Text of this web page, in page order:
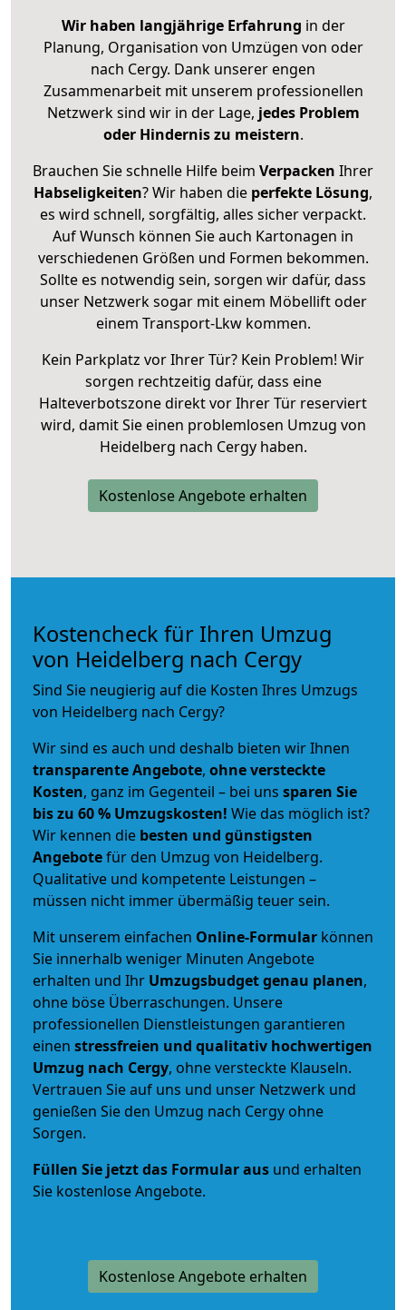
Wir haben langjährige Erfahrung in der
Planung, Organisation von Umzügen von oder
nach Cergy. Dank unserer engen
Zusammenarbeit mit unserem professionellen
Netzwerk sind wir in der Lage, jedes Problem
oder Hindernis zu meistern.
Brauchen Sie schnelle Hilfe beim Verpacken Ihrer
Habseligkeiten? Wir haben die perfekte Lösung,
es wird schnell, sorgfältig, alles sicher verpackt.
Auf Wunsch können Sie auch Kartonagen in
verschiedenen Größen und Formen bekommen.
Sollte es notwendig sein, sorgen wir dafür, dass
unser Netzwerk sogar mit einem Möbellift oder
einem Transport-Lkw kommen.
Kein Parkplatz vor Ihrer Tür? Kein Problem! Wir
sorgen rechtzeitig dafür, dass eine
Halteverbotszone direkt vor Ihrer Tür reserviert
wird, damit Sie einen problemlosen Umzug von
Heidelberg nach Cergy haben.
Kostenlose Angebote erhalten
Kostencheck für Ihren Umzug
von Heidelberg nach Cergy
Sind Sie neugierig auf die Kosten Ihres Umzugs
von Heidelberg nach Cergy?
Wir sind es auch und deshalb bieten wir Ihnen
transparente Angebote, ohne versteckte
Kosten, ganz im Gegenteil – bei uns sparen Sie
bis zu 60 % Umzugskosten! Wie das möglich ist?
Wir kennen die besten und günstigsten
Angebotefür den Umzug von Heidelberg.
Qualitative und kompetente Leistungen –
müssen nicht immer übermäßig teuer sein.
Mit unserem einfachen Online-Formular können
Sie innerhalb weniger Minuten Angebote
erhalten und Ihr Umzugsbudgetgenau planen,
ohne böse Überraschungen. Unsere
professionellen Dienstleistungen garantieren
einen stressfreien und qualitativ hochwertigen
Umzug nach Cergy, ohne versteckte Klauseln.
Vertrauen Sie auf uns und unser Netzwerk und
genießen Sie den Umzug nach Cergy ohne
Sorgen.
Füllen Sie jetzt das Formular aus und erhalten
Sie kostenlose Angebote.
Kostenlose Angebote erhalten